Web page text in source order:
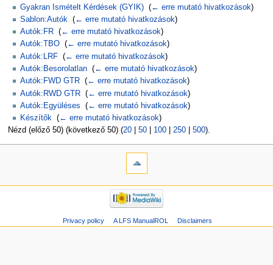
Gyakran Ismételt Kérdések (GYIK) (← erre mutató hivatkozások)
Sablon:Autók (← erre mutató hivatkozások)
Autók:FR (← erre mutató hivatkozások)
Autók:TBO (← erre mutató hivatkozások)
Autók:LRF (← erre mutató hivatkozások)
Autók:Besorolatlan (← erre mutató hivatkozások)
Autók:FWD GTR (← erre mutató hivatkozások)
Autók:RWD GTR (← erre mutató hivatkozások)
Autók:Együléses
(← erre mutató hivatkozások)
Készítők (← erre mutató hivatkozások)
Nézd (előző 50) (következő 50) (20| 50| 100| 250| 500).
Privacy policy A LFS ManualROL Disclaimers